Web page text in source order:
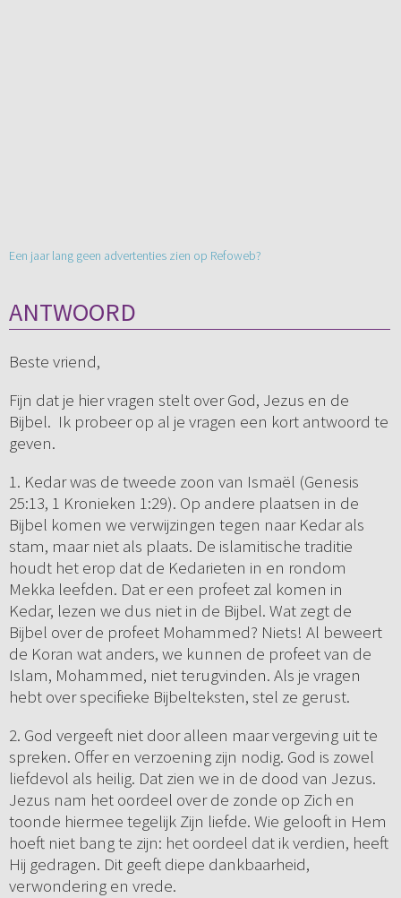
Een jaar lang geen advertenties zien op Refoweb?
ANTWOORD
Beste vriend,
Fijn dat je hier vragen stelt over God, Jezus en de
Bijbel. Ik probeer op al je vragen een kort antwoord te
geven.
1. Kedar was de tweede zoon van Ismaël (Genesis
25:13, 1 Kronieken 1:29). Op andere plaatsen in de
Bijbel komen we verwijzingen tegen naar Kedar als
stam, maar niet als plaats. De islamitische traditie
houdt het erop dat de Kedarieten in en rondom
Mekka leefden. Dat er een profeet zal komen in
Kedar, lezen we dus niet in de Bijbel. Wat zegt de
Bijbel over de profeet Mohammed? Niets! Al beweert
de Koran wat anders, we kunnen de profeet van de
Islam, Mohammed, niet terugvinden. Als je vragen
hebt over specifieke Bijbelteksten, stel ze gerust.
2. God vergeeft niet door alleen maar vergeving uit te
spreken. Offer en verzoening zijn nodig. God is zowel
liefdevol als heilig. Dat zien we in de dood van Jezus.
Jezus nam het oordeel over de zonde op Zich en
toonde hiermee tegelijk Zijn liefde. Wie gelooft in Hem
hoeft niet bang te zijn: het oordeel dat ik verdien, heeft
Hij gedragen. Dit geeft diepe dankbaarheid,
verwondering en vrede.